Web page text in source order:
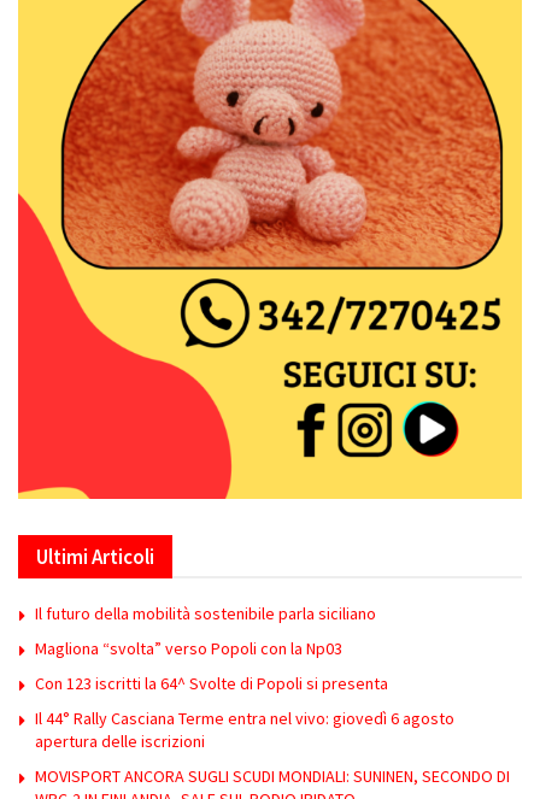
Ultimi Articoli
Il futuro della mobilità sostenibile parla siciliano
Magliona “svolta” verso Popoli con la Np03
Con 123 iscritti la 64^ Svolte di Popoli si presenta
Il 44° Rally Casciana Terme entra nel vivo: giovedì 6 agosto
apertura delle iscrizioni
MOVISPORT ANCORA SUGLI SCUDI MONDIALI: SUNINEN, SECONDO DI